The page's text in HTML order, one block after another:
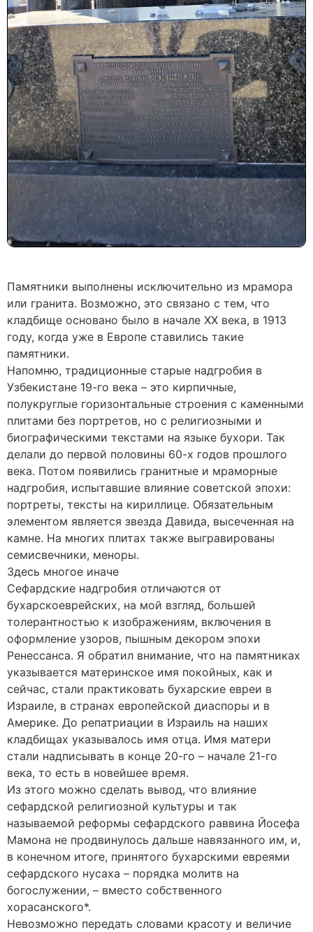
Памятники выполнены исключительно из мрамора
или гранита. Возможно, это связано с тем, что
кладбище основано было в начале ХХ века, в 1913
году, когда уже в Европе ставились такие
памятники.
Напомню, традиционные старые надгробия в
Узбекистане 19-го века – это кирпичные,
полукруглые горизонтальные строения с каменными
плитами без портретов, но с религиозными и
биографическими текстами на языке бухори. Так
делали до первой половины 60-х годов прошлого
века. Потом появились гранитные и мраморные
надгробия, испытавшие влияние советской эпохи:
портреты, тексты на кириллице. Обязательным
элементом является звезда Давида, высеченная на
камне. На многих плитах также выгравированы
семисвечники, меноры.
Здесь многое иначе
Сефардские надгробия отличаются от
бухарскоеврейских, на мой взгляд, большей
толерантностью к изображениям, включения в
оформление узоров, пышным декором эпохи
Ренессанса. Я обратил внимание, что на памятниках
указывается материнское имя покойных, как и
сейчас, стали практиковать бухарские евреи в
Израиле, в странах европейской диаспоры и в
Америке. До репатриации в Израиль на наших
кладбищах указывалось имя отца. Имя матери
стали надписывать в конце 20-го – начале 21-го
века, то есть в новейшее время.
Из этого можно сделать вывод, что влияние
сефардской религиозной культуры и так
называемой реформы сефардского раввина Йосефа
Мамона не продвинулось дальше навязанного им, и,
в конечном итоге, принятого бухарскими евреями
сефардского нусаха – порядка молитв на
богослужении, – вместо собственного
хорасанского*.
Невозможно передать словами красоту и величие